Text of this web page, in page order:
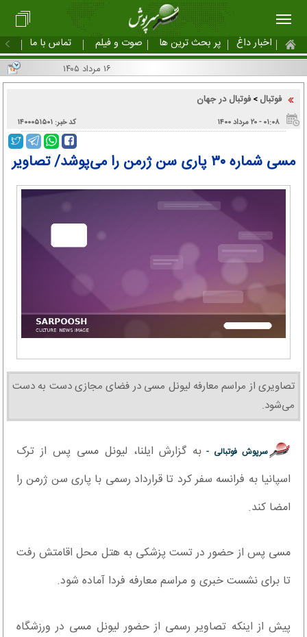
اخبار داغ پر بحث ترین ها صوت و فیلم تماس با ما
فوتبال >فوتبال در جهان
۰۱:۰۸ - ۲۰ مرداد ۱۴۰۰ کد خبر: ۱۴۰۰۰۵۱۵۰۱
مسی شماره ۳۰ پاری سن ژرمن را می‌پوشد/ تصاویر
تصاویری از مراسم معارفه لیونل مسی در فضای مجازی دست به دست
می‌‌شود.
سرپوش فوتبالی - به گزارش ایلنا، لیونل مسی پس از ترک
اسپانیا به فرانسه سفر کرد تا قرارداد رسمی با پاری سن ژرمن را
امضا کند.
مسی پس از حضور در تست پزشکی به هتل محل اقامتش رفت
تا برای نشست خبری و مراسم معارفه فردا آماده شود.
پیش از اینکه تصاویر رسمی از حضور لیونل مسی در ورزشگاه